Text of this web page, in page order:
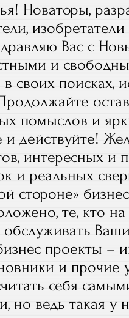
Новаторы,
Вас с
и
своих поисках,
помыслов и
и действуйте!
интересных и
и реальных
стороне»
те, кто
проекты –
и прочие
себя
но ведь такая у